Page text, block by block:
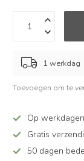
1 werkdag
Toevoegen om te
Op
Gratis
50 dagen